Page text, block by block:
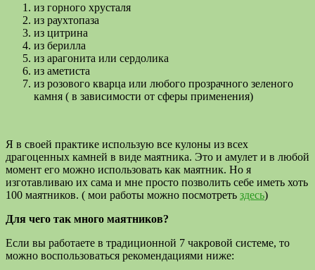
из горного хрусталя
из раухтопаза
из цитрина
из берилла
из арагонита или сердолика
из аметиста
из розового кварца или любого прозрачного зеленого
камня ( в зависимости от сферы применения)
Я в своей практике использую все кулоны из всех
драгоценных камней в виде маятника. Это и амулет и в любой
момент его можно использовать как маятник. Но я
изготавливаю их сама и мне просто позволить себе иметь хоть
100 маятников. ( мои работы можно посмотреть здесь)
Для чего так много маятников?
Если вы работаете в традиционной 7 чакровой системе, то
можно воспользоваться рекомендациями ниже: